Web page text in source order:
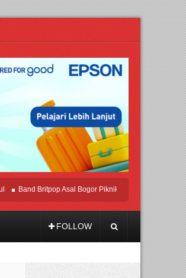
Band Britpop Asal Bogor Piknik Rilis Mini Album
FOLLOW